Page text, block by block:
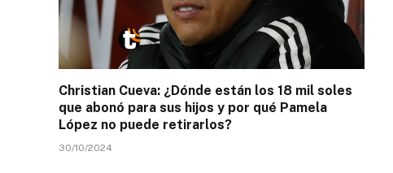
Christian Cueva: ¿Dónde están los 18 mil soles
que abonó para sus hijos y por qué Pamela
López no puede retirarlos?
30/10/2024